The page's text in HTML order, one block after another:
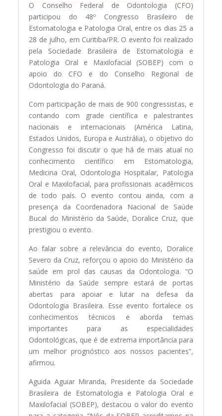
O Conselho Federal de Odontologia (CFO)
participou do 48º Congresso Brasileiro de
Estomatologia e Patologia Oral, entre os dias 25 a
28 de julho, em Curitiba/PR. O evento foi realizado
pela Sociedade Brasileira de Estomatologia e
Patologia Oral e Maxilofacial (SOBEP) com o
apoio do CFO e do Conselho Regional de
Odontologia do Paraná.
Com participação de mais de 900 congressistas, e
contando com grade científica e palestrantes
nacionais e internacionais (América Latina,
Estados Unidos, Europa e Austrália), o objetivo do
Congresso foi discutir o que há de mais atual no
conhecimento científico em Estomatologia,
Medicina Oral, Odontologia Hospitalar, Patologia
Oral e Maxilofacial, para profissionais acadêmicos
de todo país. O evento contou ainda, com a
presença da Coordenadora Nacional de Saúde
Bucal do Ministério da Saúde, Doralice Cruz, que
prestigiou o evento.
Ao falar sobre a relevância do evento, Doralice
Severo da Cruz, reforçou o apoio do Ministério da
saúde em prol das causas da Odontologia. “O
Ministério da Saúde sempre estará de portas
abertas para apoiar e lutar na defesa da
Odontologia Brasileira. Esse evento fortalece os
conhecimentos técnicos e aborda temas
importantes para as especialidades
Odontológicas, que é de extrema importância para
um melhor prognóstico aos nossos pacientes”,
afirmou.
Aguida Aguiar Miranda, Presidente da Sociedade
Brasileira de Estomatologia e Patologia Oral e
Maxilofacial (SOBEP), destacou o valor do evento